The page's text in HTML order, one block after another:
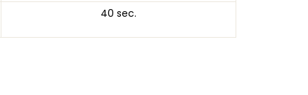
40 sec.